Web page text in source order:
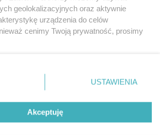
3 dni
© 2022 Kurier Szczeciński sp. z o.o.
Wszelkie prawa zastrzeżone
Nota prawna
Reklama
geolokalizacyjnych oraz aktywnie
urządzenia do celów
cenimy Twoją prywatność, prosimy
się w lewym dolnym rogu strony
przetwarzania danych nie wymagają
Preferencje będą miały
na tej witrynie.
USTAWIENIA
Akceptuję